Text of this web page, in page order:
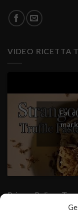
VIDEO RICETTA
Fai
Privacy Policy-